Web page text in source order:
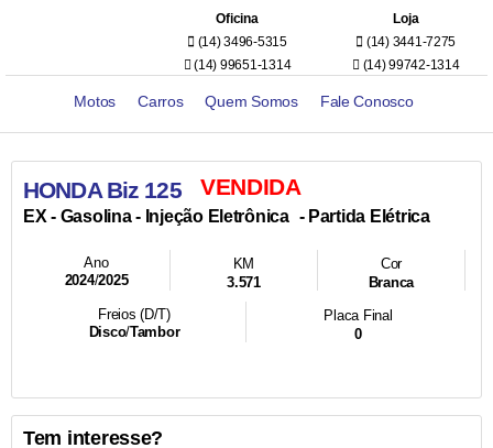
Oficina
(14) 3496-5315
(14) 99651-1314
Loja
(14) 3441-7275
(14) 99742-1314
Motos Carros Quem Somos Fale Conosco
HONDA Biz 125VENDIDA
EX - Gasolina- Injeção Eletrônica - Partida Elétrica
Ano
2024/2025
KM
3.571
Cor
Branca
Freios (D/T)
Disco/Tambor
Placa Final
0
Tem interesse?